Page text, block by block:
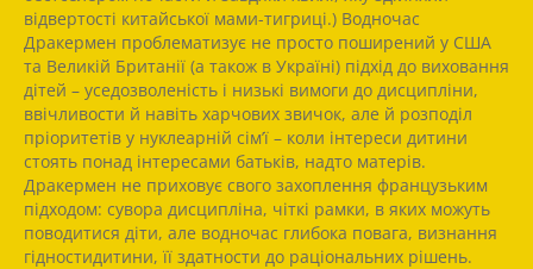
відвертості китайської мами-тигриці.) Водночас
Дракермен проблематизує не просто поширений у США
та Великій Британії (а також в Україні) підхід до виховання
дітей – уседозволеність і низькі вимоги до дисципліни,
ввічливости й навіть харчових звичок, але й розподіл
пріоритетів у нуклеарній сім’ї – коли інтереси дитини
стоять понад інтересами батьків, надто матерів.
Дракермен не приховує свого захоплення французьким
підходом: сувора дисципліна, чіткі рамки, в яких можуть
поводитися діти, але водночас глибока повага, визнання
гідностидитини, її здатности до раціональних рішень.